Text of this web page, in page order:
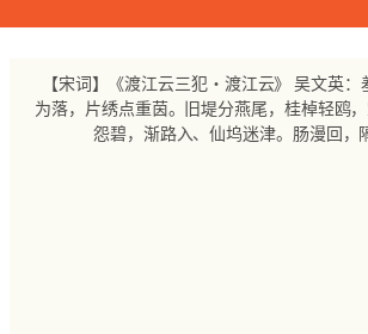
跳
【宋词】《渡江云三犯・渡江云》 吴文英
为落，片绣点重茵。旧堤分燕尾，桂棹轻鸥
怨碧，渐路入、仙坞迷津。肠漫回，